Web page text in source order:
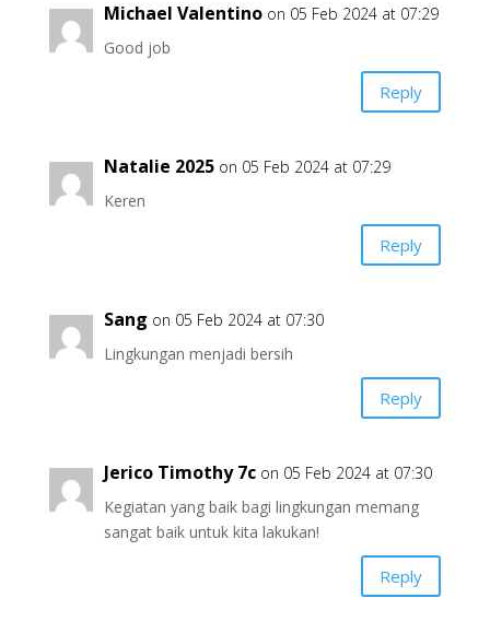
Michael Valentino on 05 Feb 2024 at 07:29
Good job
Reply
Natalie 2025 on 05 Feb 2024 at 07:29
Keren
Reply
Sang on 05 Feb 2024 at 07:30
Lingkungan menjadi bersih
Reply
Jerico Timothy 7c on 05 Feb 2024 at 07:30
Kegiatan yang baik bagi lingkungan memang
sangat baik untuk kita lakukan!
Reply